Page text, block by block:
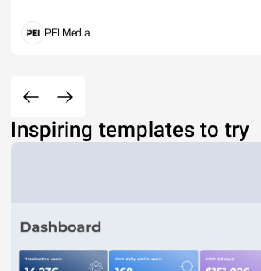
PEI Media
Inspiring templates to try